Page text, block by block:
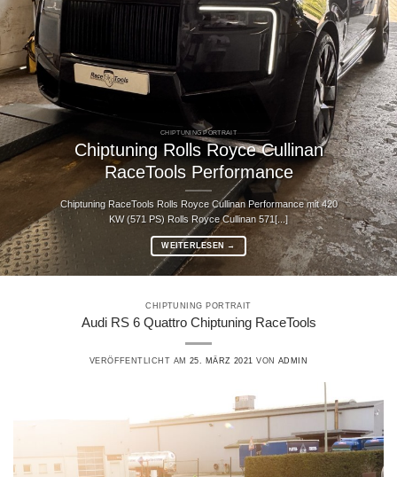
CHIPTUNING PORTRAIT
Chiptuning Rolls Royce Cullinan
RaceTools Performance
Chiptuning RaceTools Rolls Royce Cullinan Performance mit 420
KW (571 PS) Rolls Royce Cullinan 571[...]
WEITERLESEN →
CHIPTUNING PORTRAIT
Audi RS 6 Quattro Chiptuning RaceTools
VERÖFFENTLICHT AM 25. MÄRZ 2021 VON ADMIN